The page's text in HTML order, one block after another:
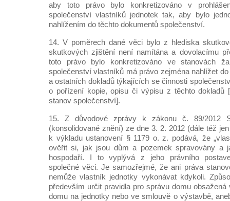
aby toto právo bylo konkretizováno v
společenství vlastníků jednotek tak, aby bylo
nahlížením do těchto dokumentů společenství.
14. V poměrech dané věci bylo z hlediska
skutkových zjištění není namítána a dovolacímu
toto právo bylo konkretizováno ve stanovách
společenství vlastníků má právo zejména nahlížet
a ostatních dokladů týkajících se činnosti
o pořízení kopie, opisu či výpisu z těchto
stanov společenství].
15. Z důvodové zprávy k zákonu č. 89/2012
(konsolidované znění) ze dne 3. 2. 2012 (dále též
k výkladu ustanovení § 1179 o. z. podává, že
ověřit si, jak jsou dům a pozemek spravovány a
hospodaří. I to vyplývá z jeho právního
společné věci. Je samozřejmé, že ani práva
nemůže vlastník jednotky vykonávat kdykoli.
především určit pravidla pro správu domu
domu na jednotky nebo ve smlouvě o výstavbě,